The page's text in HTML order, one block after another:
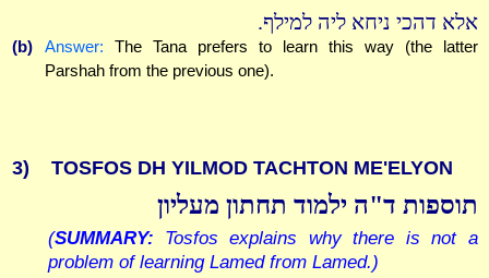
אלא דהכי ניחא ליה למילף.
(b) Answer: The Tana prefers to learn this way (the latter
Parshah from the previous one).
3) TOSFOS DH YILMOD TACHTON ME'ELYON
תוספות ד"ה ילמוד תחתון מעליון
(SUMMARY: Tosfos explains why there is not a
problem of learning Lamed from Lamed.)